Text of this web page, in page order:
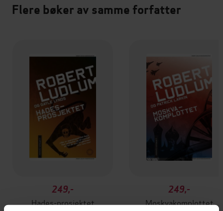
Flere bøker av samme forfatter
249,-
Hades-prosjektet
249,-
Moskvakomplottet